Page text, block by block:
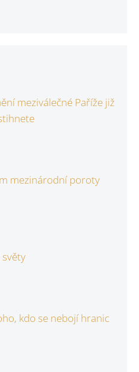
meziválečné Paříže již
mezinárodní poroty
kdo se nebojí hranic